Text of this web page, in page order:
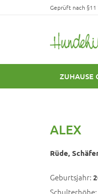
Geprüft nach
ZUHAUSE
ALEX
Rüde,
Geburtsjahr:
Schulterhöhe: